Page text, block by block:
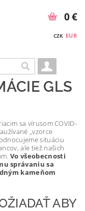
CZK EUR
0 €
GLS
sa vírusom COVID-
„vzorce
situáciu
ale tiež našich
Vo všeobecnosti
správaniu sa
kameňom
ABY